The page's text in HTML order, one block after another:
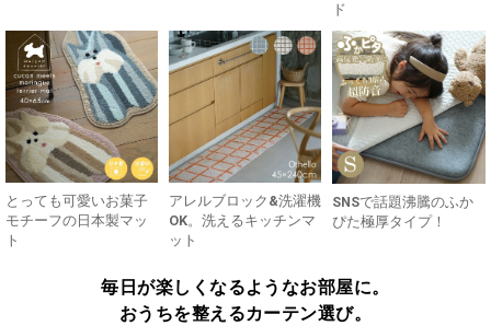
ド
とっても可愛いお菓子
モチーフの日本製マッ
ト
アレルブロック&洗濯機
OK。洗えるキッチンマ
ット
SNSで話題沸騰のふか
ぴた極厚タイプ！
毎日が楽しくなるようなお部屋に。
おうちを整えるカーテン選び。